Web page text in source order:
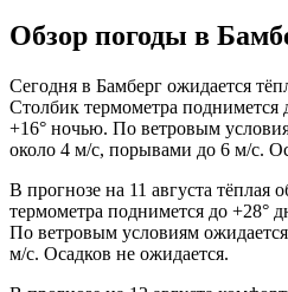
Обзор погоды в
Сегодня в Бамберг ожидается
Столбик термометра поднимется
+16° ночью. По ветровым
около 4 м/с, порывами до 6 м/с.
В прогнозе на 11 августа тёплая
термометра поднимется до +28°
По ветровым условиям
м/с. Осадков не ожидается.